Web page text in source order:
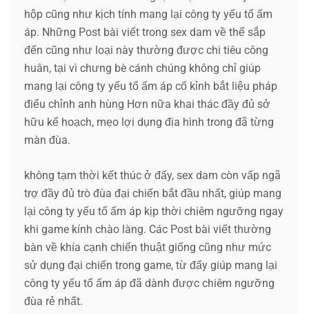
hộp cũng như kịch tính mang lại công ty yếu tổ ấm
áp. Những Post bài viết trong sex dam về thể sắp
đến cũng như loại này thường được chi tiêu công
huân, tại vì chưng bè cánh chúng không chỉ giúp
mang lại công ty yếu tổ ấm áp cố kỉnh bắt liệu pháp
điểu chỉnh anh hùng Hơn nữa khai thác đầy đủ sở
hữu kế hoạch, mẹo lợi dụng địa hình trong đã từng
màn đùa.
không tạm thời kết thúc ở đấy, sex dam còn vấp ngã
trợ đầy đủ trò đùa đại chiến bắt đầu nhất, giúp mang
lại công ty yếu tổ ấm áp kịp thời chiêm ngưỡng ngay
khi game kính chào làng. Các Post bài viết thường
bàn về khía cạnh chiến thuật giống cũng như mức
sử dụng đại chiến trong game, từ đấy giúp mang lại
công ty yếu tổ ấm áp đã dành được chiêm ngưỡng
đùa rẻ nhất.